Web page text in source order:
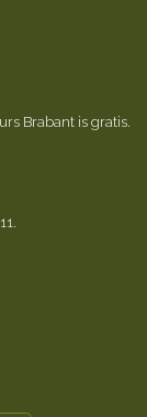
Brabant is gratis.